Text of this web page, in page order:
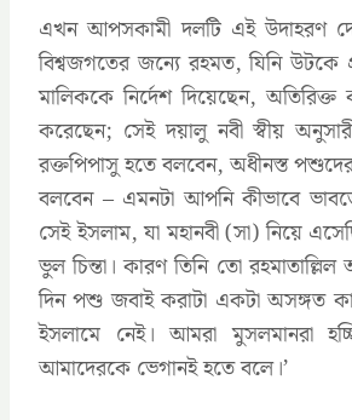
এখন আপসকামী দলটি এই উদাহরণ
বিশ্বজগতের জন্যে রহমত, যিনি উটকে
মালিককে নির্দেশ দিয়েছেন,
করেছেন; সেই দয়ালু নবী স্বীয়
রক্তপিপাসু হতে বলবেন, অধীনস্ত
বলবেন – এমনটা আপনি কীভাবে
সেই ইসলাম, যা মহানবী (সা) নিয়ে
ভুল চিন্তা। কারণ তিনি তো
দিন পশু জবাই করাটা একটা অসঙ্গত
ইসলামে নেই। আমরা মুসলমানরা
আমাদেরকে ভেগানই হতে বলে।’